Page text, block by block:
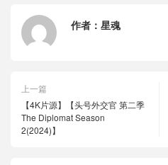
作者： 星魂
上一篇
【4K片源】【头号外交官 第二季
The Diplomat Season
2(2024)】